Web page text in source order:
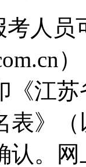
考人
《江
表》
认。